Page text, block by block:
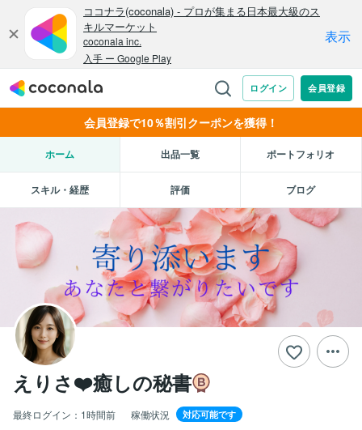
会員登録で10％割引クーポンを獲得！
ホーム 出品一覧 ポートフォリオ
スキル・経歴 評価 ブログ
えりさ❤️癒しの秘書
最終ログイン： 1時間前 稼働状況 対応可能です